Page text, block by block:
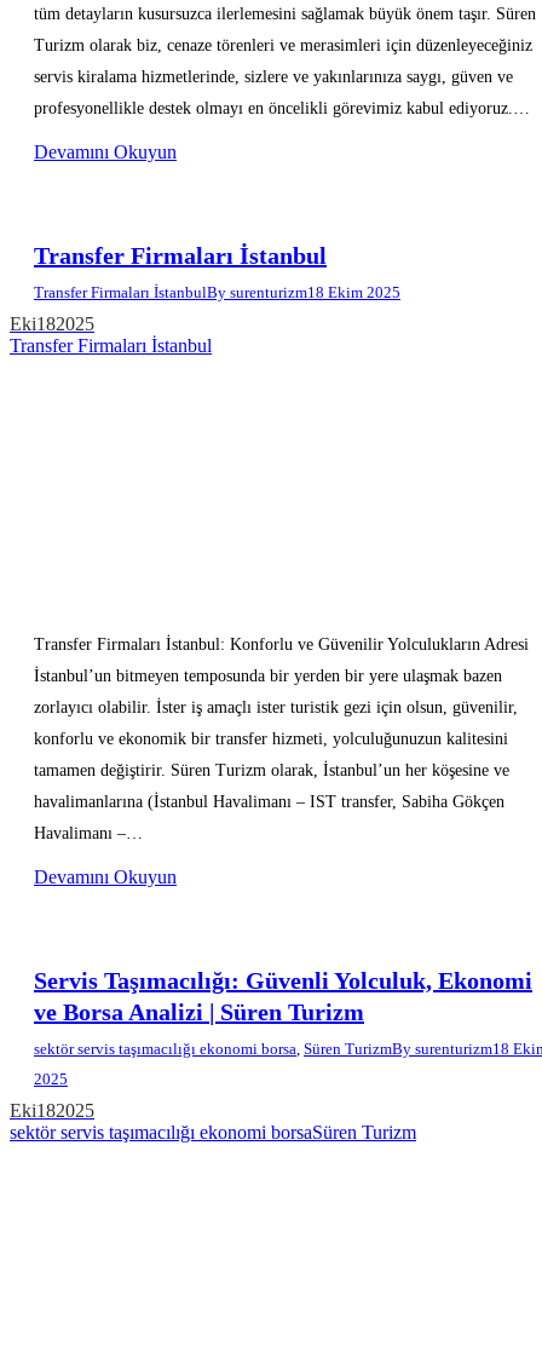
tüm detayların kusursuzca ilerlemesini sağlamak büyük önem taşır. Süren
Turizm olarak biz, cenaze törenleri ve merasimleri için düzenleyeceğiniz
servis kiralama hizmetlerinde, sizlere ve yakınlarınıza saygı, güven ve
profesyonellikle destek olmayı en öncelikli görevimiz kabul ediyoruz.…
Devamını Okuyun
Transfer Firmaları İstanbul
Transfer Firmaları İstanbulBy surenturizm18 Ekim 2025
Eki182025
Transfer Firmaları İstanbul
Transfer Firmaları İstanbul: Konforlu ve Güvenilir Yolculukların Adresi
İstanbul’un bitmeyen temposunda bir yerden bir yere ulaşmak bazen
zorlayıcı olabilir. İster iş amaçlı ister turistik gezi için olsun, güvenilir,
konforlu ve ekonomik bir transfer hizmeti, yolculuğunuzun kalitesini
tamamen değiştirir. Süren Turizm olarak, İstanbul’un her köşesine ve
havalimanlarına (İstanbul Havalimanı – IST transfer, Sabiha Gökçen
Havalimanı –…
Devamını Okuyun
Servis Taşımacılığı: Güvenli Yolculuk, Ekonomi
ve Borsa Analizi | Süren Turizm
sektör servis taşımacılığı ekonomi borsa, Süren TurizmBy surenturizm18
2025
Eki182025
sektör servis taşımacılığı ekonomi borsaSüren Turizm